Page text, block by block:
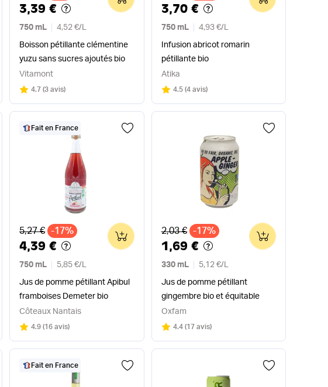
3,39 €
750 mL 4,52 €/L
Boisson pétillante clémentine
yuzu sans sucres ajoutés bio
Vitamont
Note
4.7sur 5
(3 avis)
3,70 €
750 mL 4,93 €/L
Infusion abricot romarin
pétillante bio
Atika
Note
4.5 sur 5
(4 avis)
Fait en France
Ancien prix
5,27 € -17%
4,39 €
750 mL 5,85 €/L
Jus de pomme pétillant Apibul
framboises Demeter bio
0
Côteaux Nantais
Note
4.9sur 5
(16 avis)
Ancien prix
2,03 € -17%
1,69 €
330 mL 5,12 €/L
Jus de pomme pétillant
gingembre bio et équitable
0
Oxfam
Note
4.4 sur 5
(17 avis)
Fait en France